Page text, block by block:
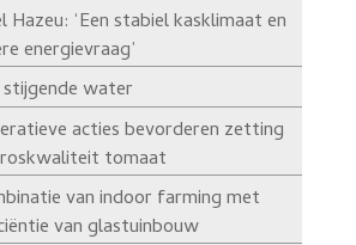
Hazeu: ‘Een stabiel kasklimaat en
energievraag’
water
acties bevorderen zetting
tomaat
van indoor farming met
van glastuinbouw